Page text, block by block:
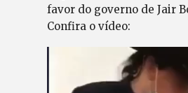
favor do governo de Jair
Confira o vídeo: